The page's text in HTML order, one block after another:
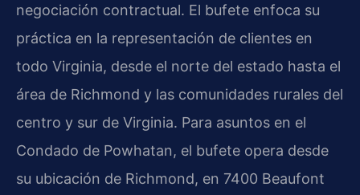
negociación contractual. El bufete enfoca su
práctica en la representación de clientes en
todo Virginia, desde el norte del estado hasta el
área de Richmond y las comunidades rurales del
centro y sur de Virginia. Para asuntos en el
Condado de Powhatan, el bufete opera desde
su ubicación de Richmond, en 7400 Beaufont